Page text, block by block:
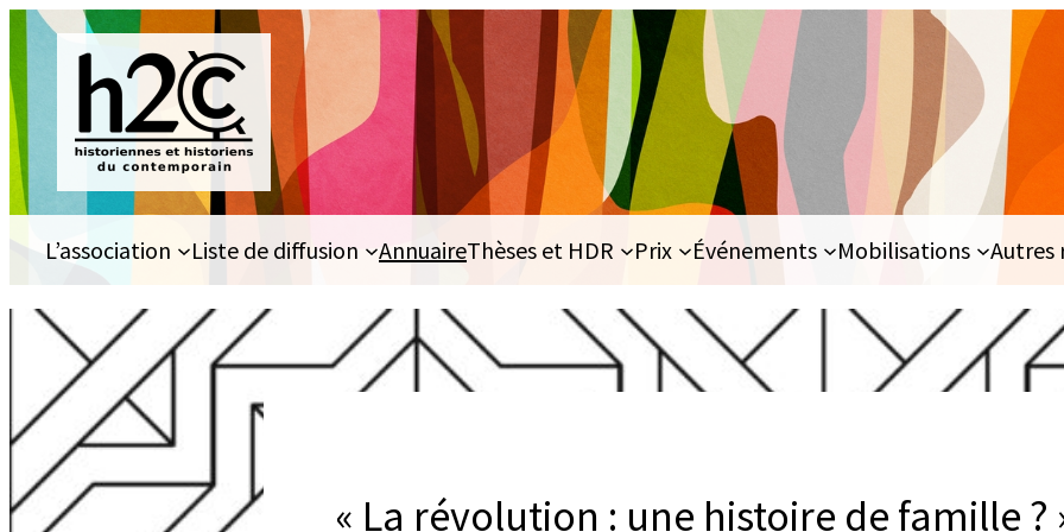
Aller
au
contenu
L’association Liste de diffusion AnnuaireThèses et HDR Prix Événements Mobilisations Autres
« La révolution : une histoire de famille ?